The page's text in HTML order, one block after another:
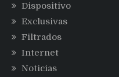
Dispositivo
Exclusivas
Filtrados
Internet
Noticias